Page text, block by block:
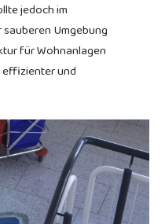
jedoch im
Umgebung
für Wohnanlagen
effizienter und